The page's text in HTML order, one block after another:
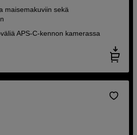
maisemakuviin sekä
APS-C-kennon kamerassa